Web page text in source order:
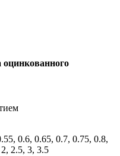
0.6, 0.65, 0.7, 0.75, 0.8,
2.5, 3, 3.5